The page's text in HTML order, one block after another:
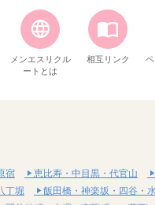
メンエスリクル
ートとは
相互リンク ペ
宿 恵比寿・中目黒・代官山
丁堀 飯田橋・神楽坂・四谷・